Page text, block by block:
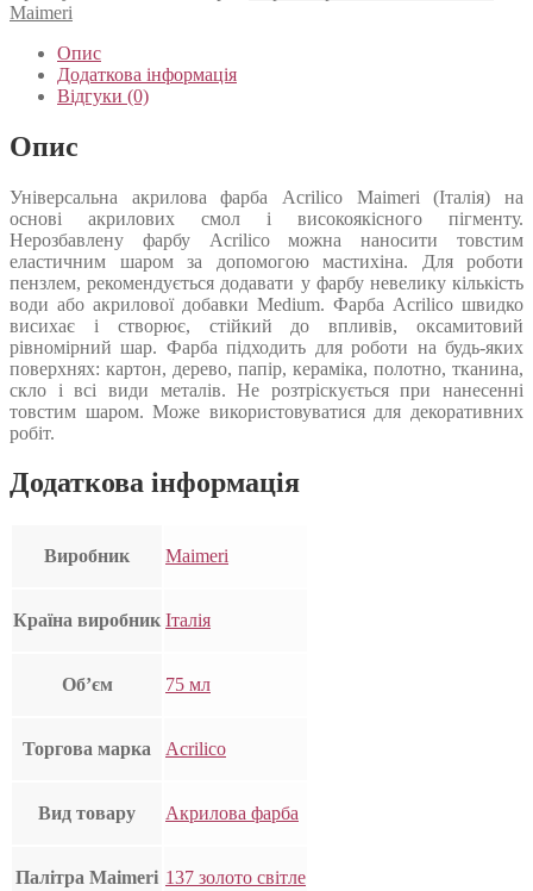
Maimeri
Опис
Додаткова інформація
Відгуки (0)
Опис
Універсальна акрилова фарба Acrilico Maimeri (Італія) на
основі акрилових смол і високоякісного пігменту.
Нерозбавлену фарбу Acrilico можна наносити товстим
еластичним шаром за допомогою мастихіна. Для роботи
пензлем, рекомендується додавати у фарбу невелику кількість
води або акрилової добавки Medium. Фарба Acrilico швидко
висихає і створює, стійкий до впливів, оксамитовий
рівномірний шар. Фарба підходить для роботи на будь-яких
поверхнях: картон, дерево, папір, кераміка, полотно, тканина,
скло і всі види металів. Не розтріскується при нанесенні
товстим шаром. Може використовуватися для декоративних
робіт.
Додаткова інформація
Виробник Maimeri
Країна виробник Італія
Об’єм 75 мл
Торгова марка Acrilico
Вид товару Акрилова фарба
Палітра Maimeri 137 золото світле